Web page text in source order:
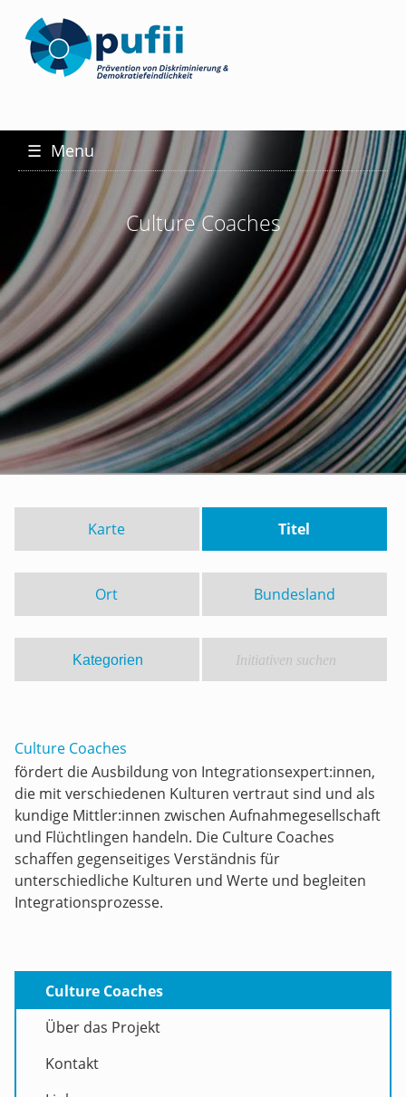
☰ Menu
Culture Coaches
Karte Titel
Ort Bundesland
Culture Coaches
fördert die Ausbildung von Integrationsexpert:innen,
die mit verschiedenen Kulturen vertraut sind und als
kundige Mittler:innen zwischen Aufnahmegesellschaft
und Flüchtlingen handeln. Die Culture Coaches
schaffen gegenseitiges Verständnis für
unterschiedliche Kulturen und Werte und begleiten
Integrationsprozesse.
Culture Coaches
Über das Projekt
Kontakt